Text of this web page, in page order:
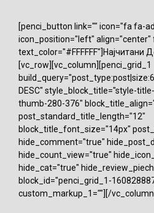
[penci_button link="" icon="fa fa-
icon_position="left" align="center"
text_color="#FFFFFF"]Најчитани
[vc_row][vc_column][penci_grid_1
DESC" style_block_title="style-
thumb-280-376"
post_standard_title_length="12"
block_title_font_size="14px"
hide_comment="true"
hide_count_view="true"
hide_cat="true"
block_id="penci_grid_1-
custom_markup_1=""][/